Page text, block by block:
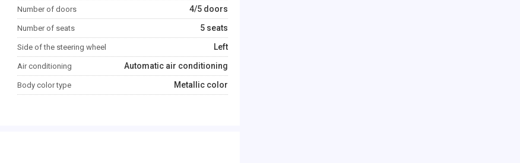
Number of doors 4/5 doors
Number of seats 5 seats
Side of the steering wheel Left
Air conditioning Automatic air conditioning
Body color type Metallic color